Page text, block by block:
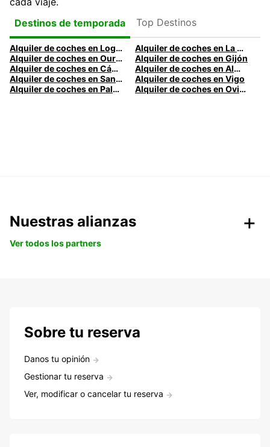
Destinos de temporada
Top Destinos
Alquiler de coches en Logroño
Alquiler de coches en La Coruña
Alquiler de coches en Ourense
Alquiler de coches en Gijón
Alquiler de coches en Cádiz
Alquiler de coches en Almería
Alquiler de coches en Santander
Alquiler de coches en Vigo
Alquiler de coches en Palma
Alquiler de coches en Oviedo
Nuestras alianzas
Ver todos los partners
Sobre tu reserva
Danos tu opinión
Gestionar tu reserva
Ver, modificar o cancelar tu reserva